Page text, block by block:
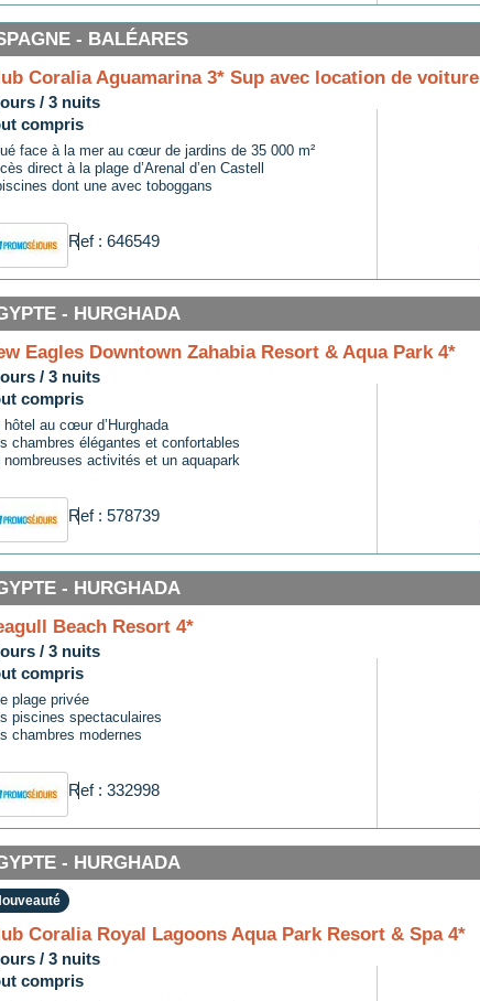
- BALÉARES
Coralia Aguamarina 3* Sup avec location de voiture
/ 3 nuits
compris
face à la mer au cœur de jardins de 35 000 m²
direct à la plage d’Arenal d’en Castell
dont une avec toboggans
Ref : 646549
- HURGHADA
Eagles Downtown Zahabia Resort & Aqua Park 4*
/ 3 nuits
compris
hôtel au cœur d’Hurghada
chambres élégantes et confortables
nombreuses activités et un aquapark
Ref : 578739
- HURGHADA
Beach Resort 4*
/ 3 nuits
compris
plage privée
piscines spectaculaires
chambres modernes
Ref : 332998
- HURGHADA
Coralia Royal Lagoons Aqua Park Resort & Spa 4*
/ 3 nuits
compris